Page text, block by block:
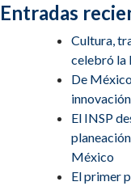
Entradas
Cultura,
celebró la
De
El INSP
México
El primer